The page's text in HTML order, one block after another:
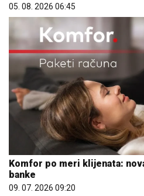
05. 08. 2026 06:45
Komfor po meri klijenata:
banke
09. 07. 2026 09:20